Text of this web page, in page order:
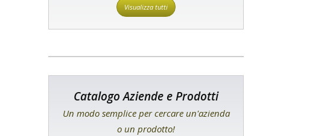
Visualizza tutti
Catalogo Aziende e Prodotti
Un modo semplice per cercare un'azienda
o un prodotto!